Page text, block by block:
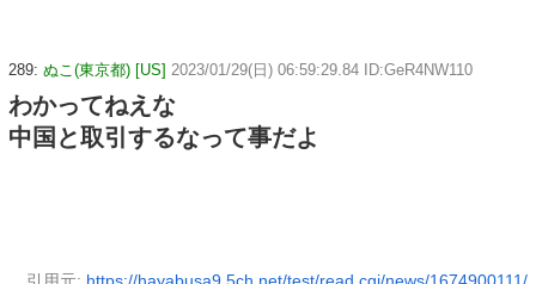
289: ぬこ(東京都) [US] 2023/01/29(日) 06:59:29.84 ID:GeR4NW110
わかってねえな
中国と取引するなって事だよ